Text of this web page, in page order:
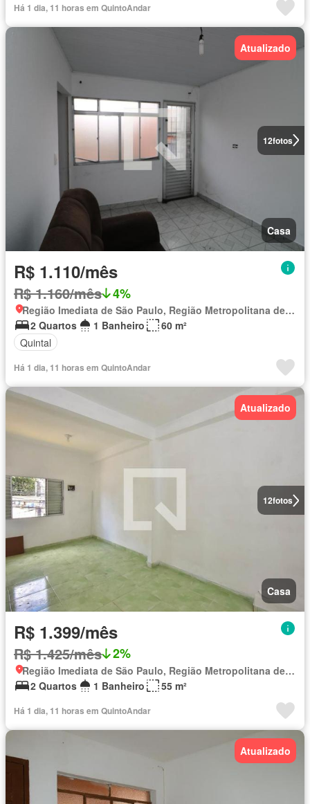
Há 1 dia, 11 horas em QuintoAndar
12fotos
Atualizado
Casa
R$ 1.110/mês
R$ 1.160/mês 4%
Região Imediata de São Paulo, Região Metropolitana de São Paulo
2 Quartos
1 Banheiro
60 m²
Quintal
Há 1 dia, 11 horas em QuintoAndar
12fotos
Atualizado
Casa
R$ 1.399/mês
R$ 1.425/mês 2%
Região Imediata de São Paulo, Região Metropolitana de São Paulo
2 Quartos
1 Banheiro 55 m²
Há 1 dia, 11 horas em QuintoAndar
Atualizado